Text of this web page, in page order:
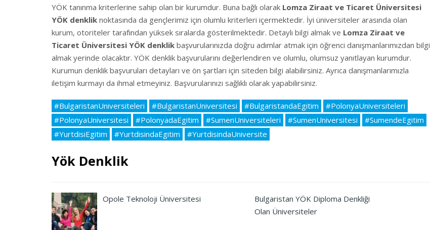
YÖK tanınma kriterlerine sahip olan bir kurumdur. Buna bağlı olarak Lomza Ziraat ve Ticaret Üniversitesi
YÖK denklik noktasında da gençlerimiz için olumlu kriterleri içermektedir. İyi üniversiteler arasında olan
kurum, otoriteler tarafından yüksek sıralarda gösterilmektedir. Detaylı bilgi almak ve Lomza Ziraat ve
Ticaret Üniversitesi YÖK denklik başvurularınızda doğru adımlar atmak için öğrenci danışmanlarımızdan bilgi
almak yerinde olacaktır. YÖK denklik başvurularını değerlendiren ve olumlu, olumsuz yanıtlayan kurumdur.
Kurumun denklik başvuruları detayları ve ön şartları için siteden bilgi alabilirsiniz. Ayrıca danışmanlarımızla
iletişim kurmayı da ihmal etmeyiniz. Başvurularınızı sağlıklı olarak yapabilirsiniz.
#BulgaristanUniversiteleri #BulgaristanUniversitesi #BulgaristandaEgitim
#PolonyaUniversiteleri
#PolonyaUniversitesi
#PolonyadaEgitim #SumenUniversiteleri #SumenUniversitesi
#SumendeEgitim
#YurtdisiEgitim
#YurtdisindaEgitim #YurtdisindaUniversite
Yök Denklik
Opole Teknoloji Üniversitesi
Bulgaristan YÖK Diploma Denkliği
Olan Üniversiteler